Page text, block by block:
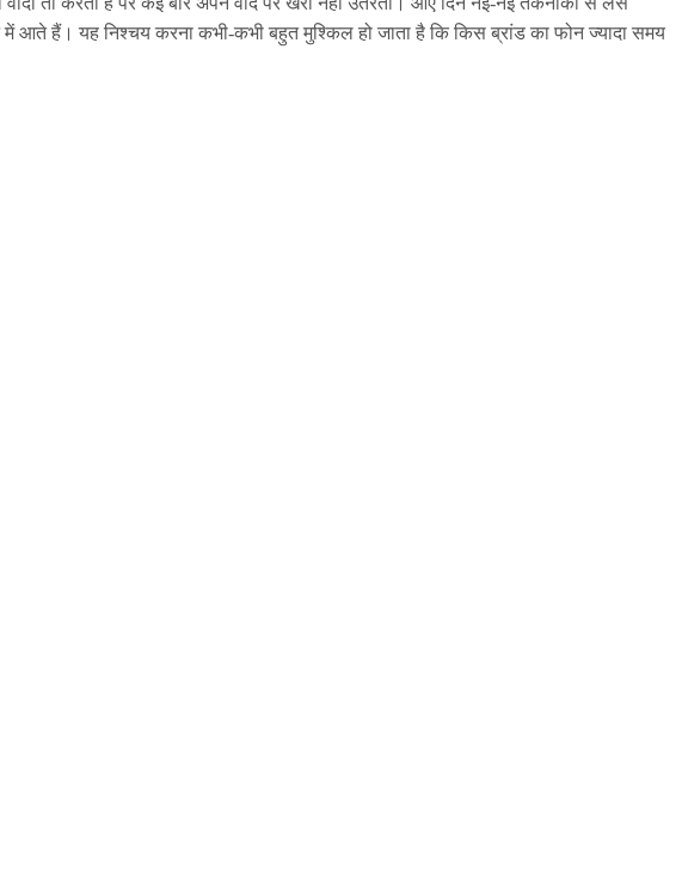
में आते हैं। यह निश्चय करना कभी-कभी बहुत मुश्किल हो जाता है कि किस ब्रांड का फोन ज्यादा समय